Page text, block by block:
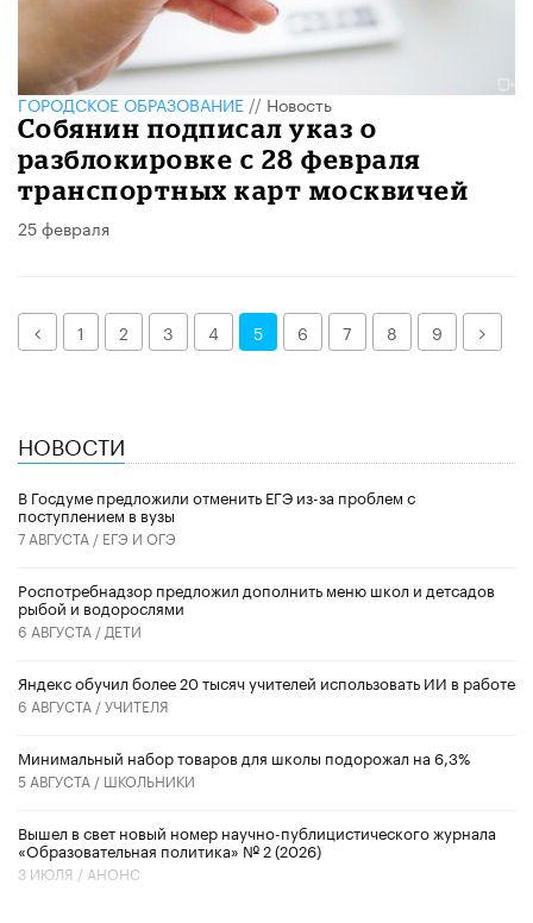
ГОРОДСКОЕ ОБРАЗОВАНИЕ // Новость
Собянин подписал указ о
разблокировке с 28 февраля
транспортных карт москвичей
25 февраля
Назад1 2 3 4 5 6 7 8 9 Далее
НОВОСТИ
В Госдуме предложили отменить ЕГЭ из-за проблем с
поступлением в вузы
7 АВГУСТА / ЕГЭ И ОГЭ
Роспотребнадзор предложил дополнить меню школ и детсадов
рыбой и водорослями
6 АВГУСТА / ДЕТИ
​Яндекс обучил более 20 тысяч учителей использовать ИИ в работе
6 АВГУСТА /УЧИТЕЛЯ
Минимальный набор товаров для школы подорожал на 6,3%
5 АВГУСТА / ШКОЛЬНИКИ
Вышел в свет новый номер научно-публицистического журнала
«Образовательная политика» № 2 (2026)
3 ИЮЛЯ / АНОНС